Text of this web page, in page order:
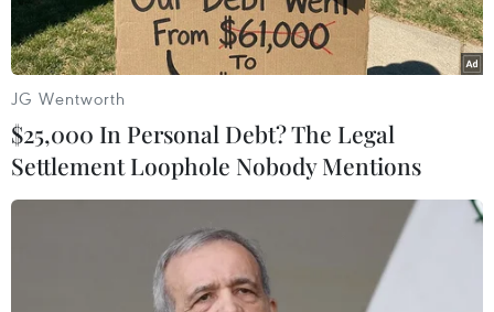
#Phần Lan
Thụy Điển
JG Wentworth
$25,000 In Personal Debt? The Legal
Settlement Loophole Nobody Mentions